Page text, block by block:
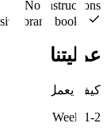
No instructions
brand books
عمليتنا
كيف يعمل
Week 1-2